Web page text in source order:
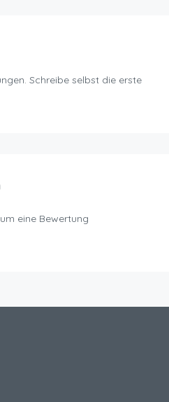
Schreibe selbst die erste
eine Bewertung